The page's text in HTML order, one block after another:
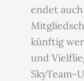
endet
künftig
und
SkyTeam-